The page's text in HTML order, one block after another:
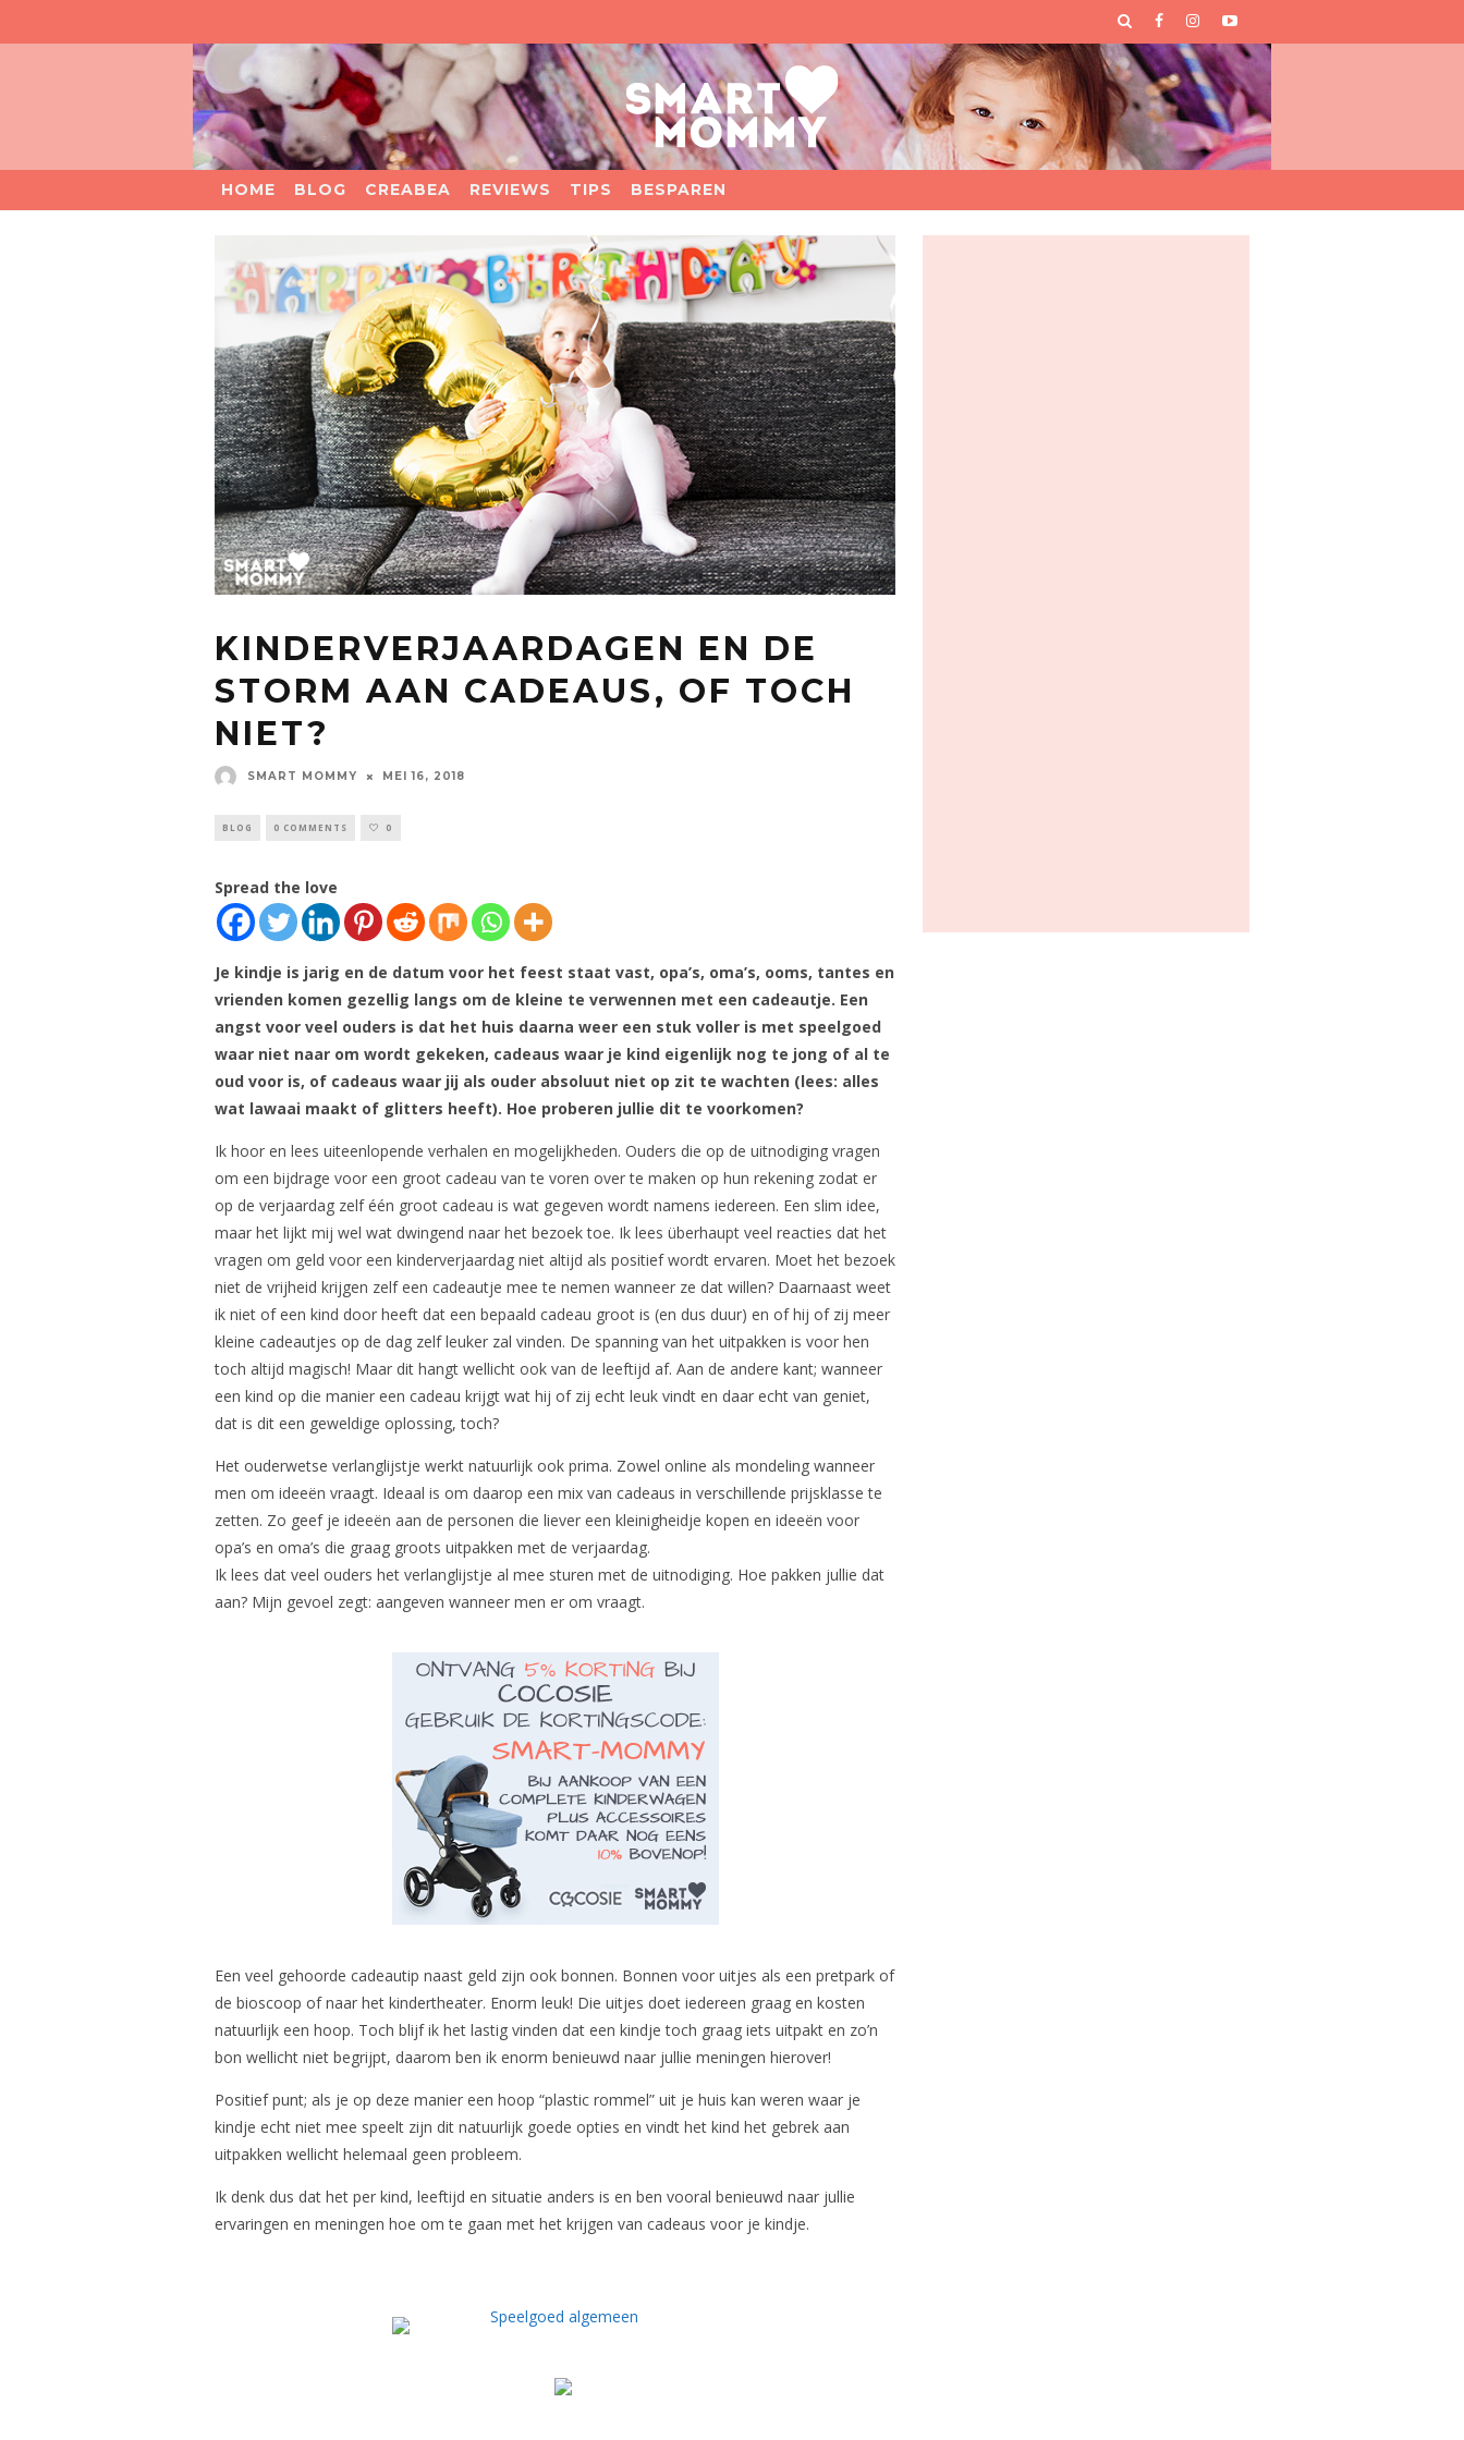
HOME BLOG CREABEA REVIEWS TIPS BESPAREN
KINDERVERJAARDAGEN EN DE
STORM AAN CADEAUS, OF TOCH
NIET?
SMART MOMMY MEI 16, 2018
BLOG 0 COMMENTS 0
Spread the love
Je kindje is jarig en de datum voor het feest staat vast, opa’s, oma’s, ooms, tantes en
vrienden komen gezellig langs om de kleine te verwennen met een cadeautje. Een
angst voor veel ouders is dat het huis daarna weer een stuk voller is met speelgoed
waar niet naar om wordt gekeken, cadeaus waar je kind eigenlijk nog te jong of al te
oud voor is, of cadeaus waar jij als ouder absoluut niet op zit te wachten (lees: alles
wat lawaai maakt of glitters heeft). Hoe proberen jullie dit te voorkomen?
Ik hoor en lees uiteenlopende verhalen en mogelijkheden. Ouders die op de uitnodiging vragen
om een bijdrage voor een groot cadeau van te voren over te maken op hun rekening zodat er
op de verjaardag zelf één groot cadeau is wat gegeven wordt namens iedereen. Een slim idee,
maar het lijkt mij wel wat dwingend naar het bezoek toe. Ik lees überhaupt veel reacties dat het
vragen om geld voor een kinderverjaardag niet altijd als positief wordt ervaren. Moet het bezoek
niet de vrijheid krijgen zelf een cadeautje mee te nemen wanneer ze dat willen? Daarnaast weet
ik niet of een kind door heeft dat een bepaald cadeau groot is (en dus duur) en of hij of zij meer
kleine cadeautjes op de dag zelf leuker zal vinden. De spanning van het uitpakken is voor hen
toch altijd magisch! Maar dit hangt wellicht ook van de leeftijd af. Aan de andere kant; wanneer
een kind op die manier een cadeau krijgt wat hij of zij echt leuk vindt en daar echt van geniet,
dat is dit een geweldige oplossing, toch?
Het ouderwetse verlanglijstje werkt natuurlijk ook prima. Zowel online als mondeling wanneer
men om ideeën vraagt. Ideaal is om daarop een mix van cadeaus in verschillende prijsklasse te
zetten. Zo geef je ideeën aan de personen die liever een kleinigheidje kopen en ideeën voor
opa’s en oma’s die graag groots uitpakken met de verjaardag.
Ik lees dat veel ouders het verlanglijstje al mee sturen met de uitnodiging. Hoe pakken jullie dat
aan? Mijn gevoel zegt: aangeven wanneer men er om vraagt.
Een veel gehoorde cadeautip naast geld zijn ook bonnen. Bonnen voor uitjes als een pretpark of
de bioscoop of naar het kindertheater. Enorm leuk! Die uitjes doet iedereen graag en kosten
natuurlijk een hoop. Toch blijf ik het lastig vinden dat een kindje toch graag iets uitpakt en zo’n
bon wellicht niet begrijpt, daarom ben ik enorm benieuwd naar jullie meningen hierover!
Positief punt; als je op deze manier een hoop “plastic rommel” uit je huis kan weren waar je
kindje echt niet mee speelt zijn dit natuurlijk goede opties en vindt het kind het gebrek aan
uitpakken wellicht helemaal geen probleem.
Ik denk dus dat het per kind, leeftijd en situatie anders is en ben vooral benieuwd naar jullie
ervaringen en meningen hoe om te gaan met het krijgen van cadeaus voor je kindje.